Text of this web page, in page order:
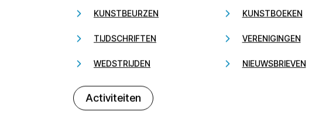
KUNSTBEURZEN KUNSTBOEKEN
TIJDSCHRIFTEN VERENIGINGEN
WEDSTRIJDEN NIEUWSBRIEVEN
Activiteiten